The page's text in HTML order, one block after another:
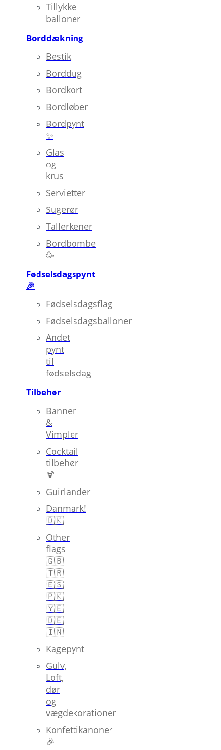
Tillykke
balloner
Borddækning
Bestik
Borddug
Bordkort
Bordløber
Bordpynt
✨
Glas
og
krus
Servietter
Sugerør
Tallerkener
Bordbombe
🥳
Fødselsdagspynt
🎉
Fødselsdagsflag
Fødselsdagsballoner
Andet
pynt
til
fødselsdag
Tilbehør
Banner
&
Vimpler
Cocktail
tilbehør
🍹
Guirlander
Danmark!
🇩🇰
Other
flags
🇬🇧
🇹🇷
🇪🇸
🇵🇰
🇾🇪
🇩🇪
🇮🇳
Kagepynt
Gulv,
Loft,
dør
og
vægdekorationer
Konfettikanoner
🎉